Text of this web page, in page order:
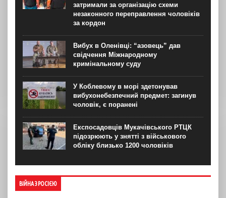
затримали за організацію схеми
незаконного переправлення чоловіків
за кордон
Вибух в Оленівці: “азовець” дав
свідчення Міжнародному
кримінальному суду
У Коблевому в морі здетонував
вибухонебезпечний предмет: загинув
чоловік, є поранені
Експосадовців Мукачівського РТЦК
підозрюють у знятті з військового
обліку близько 1200 чоловіків
ВІЙНА З РОСІЄЮ